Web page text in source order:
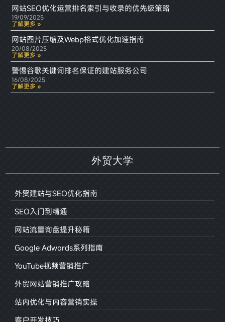
网站SEO优化运营排名索引与收录的优先级策略
19/09/2025
了解更多 »
网站图片压缩及Webp格式优化加速指南
20/08/2025
了解更多 »
警惕谷歌关键词排名保证的建站服务公司
16/08/2025
了解更多 »
外贸大学
外贸建站与SEO优化指南
SEO入门到精通
网站流量询盘提升秘籍
Google Adwords系列指南
YouTube视频营销推广
外贸网站营销推广攻略
站内优化与内容营销实操
客户开发技巧